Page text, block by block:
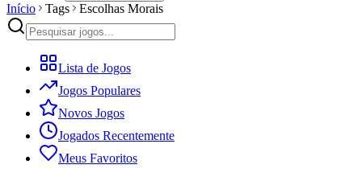
Início Tags Escolhas Morais
Lista de Jogos
Jogos Populares
Novos Jogos
Jogados Recentemente
Meus Favoritos